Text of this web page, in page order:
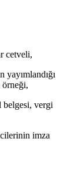
cetveli,
örneği,
belgesi, vergi
imza